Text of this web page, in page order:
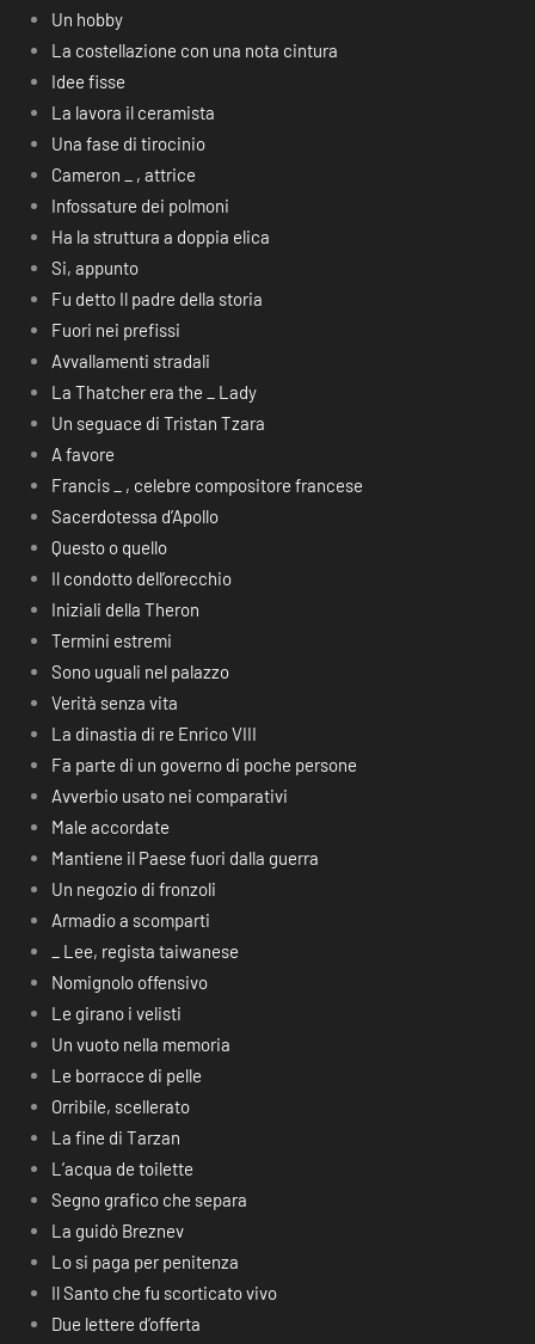
Un hobby
La costellazione con una nota cintura
Idee fisse
La lavora il ceramista
Una fase di tirocinio
Cameron _ , attrice
Infossature dei polmoni
Ha la struttura a doppia elica
Si, appunto
Fu detto Il padre della storia
Fuori nei prefissi
Avvallamenti stradali
La Thatcher era the _ Lady
Un seguace di Tristan Tzara
A favore
Francis _ , celebre compositore francese
Sacerdotessa d’Apollo
Questo o quello
Il condotto dell’orecchio
Iniziali della Theron
Termini estremi
Sono uguali nel palazzo
Verità senza vita
La dinastia di re Enrico VIII
Fa parte di un governo di poche persone
Avverbio usato nei comparativi
Male accordate
Mantiene il Paese fuori dalla guerra
Un negozio di fronzoli
Armadio a scomparti
_ Lee, regista taiwanese
Nomignolo offensivo
Le girano i velisti
Un vuoto nella memoria
Le borracce di pelle
Orribile, scellerato
La fine di Tarzan
L’acqua de toilette
Segno grafico che separa
La guidò Breznev
Lo si paga per penitenza
Il Santo che fu scorticato vivo
Due lettere d’offerta